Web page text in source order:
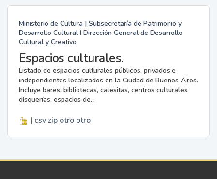
Ministerio de Cultura | Subsecretaría de Patrimonio y
Desarrollo Cultural I Dirección General de Desarrollo
Cultural y Creativo.
Espacios culturales.
Listado de espacios culturales públicos, privados e
independientes localizados en la Ciudad de Buenos Aires.
Incluye bares, bibliotecas, calesitas, centros culturales,
disquerías, espacios de...
| csv zip otro otro